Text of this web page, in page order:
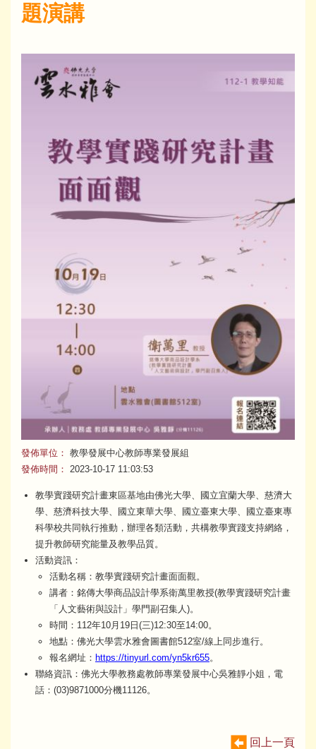
題演講
發佈單位： 教學發展中心教師專業發展組
發佈時間：
2023-10-17 11:03:53
教學實踐研究計畫東區基地由佛光大學、國立宜蘭大學、慈濟大
學、慈濟科技大學、國立東華大學、國立臺東大學、國立臺東專
科學校共同執行推動，辦理各類活動，共構教學實踐支持網絡，
提升教師研究能量及教學品質。
活動資訊：
活動名稱：教學實踐研究計畫面面觀。
講者：銘傳大學商品設計學系衛萬里教授(教學實踐研究計畫
「人文藝術與設計」學門副召集人)。
時間：112年10月19日(三)12:30至14:00。
地點：佛光大學雲水雅會圖書館512室/線上同步進行。
報名網址： https://tinyurl.com/yn5kr655。
聯絡資訊：佛光大學教務處教師專業發展中心吳雅靜小姐，電
話：(03)9871000分機11126。
回上一頁